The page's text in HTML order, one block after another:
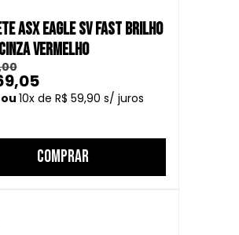
ASX EAGLE SV FAST BRILHO
VERMELHO
10
R$ 59,90
COMPRAR